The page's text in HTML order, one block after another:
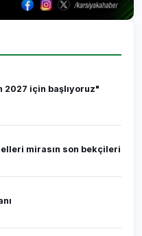
2027 için başlıyoruz"
elleri mirasın son bekçileri